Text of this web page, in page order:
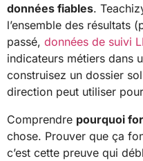
données fiables.
l’ensemble des résultats
passé, données de suivi
indicateurs métiers dans
construisez un dossier
direction peut utiliser
Comprendre pourquoi
chose. Prouver que ça
c’est cette preuve qui